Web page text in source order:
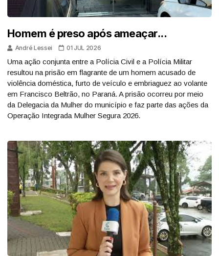
Homem é preso após ameaçar...
André Lessei 01 JUL 2026
Uma ação conjunta entre a Polícia Civil e a Polícia Militar
resultou na prisão em flagrante de um homem acusado de
violência doméstica, furto de veículo e embriaguez ao volante
em Francisco Beltrão, no Paraná. A prisão ocorreu por meio
da Delegacia da Mulher do município e faz parte das ações da
Operação Integrada Mulher Segura 2026.